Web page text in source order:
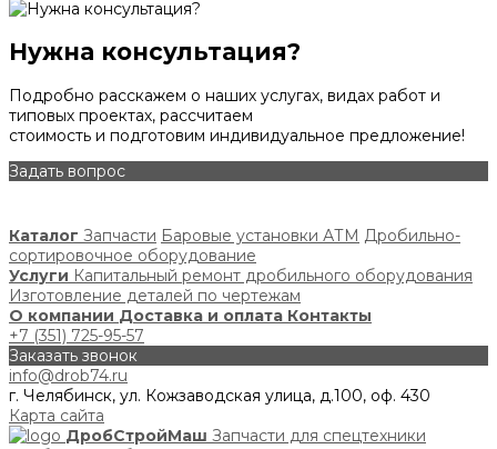
Нужна консультация?
Подробно расскажем о наших услугах, видах работ и
типовых проектах, рассчитаем
стоимость и подготовим индивидуальное предложение!
Задать вопрос
Каталог Запчасти Баровые установки АТМ Дробильно-
сортировочное оборудование
Услуги Капитальный ремонт дробильного оборудования
Изготовление деталей по чертежам
О компании Доставка и оплата Контакты
+7 (351) 725-95-57
Заказать звонок
info@drob74.ru
г. Челябинск, ул. Кожзаводская улица, д.100, оф. 430
Карта сайта
ДробСтройМаш Запчасти для спецтехники